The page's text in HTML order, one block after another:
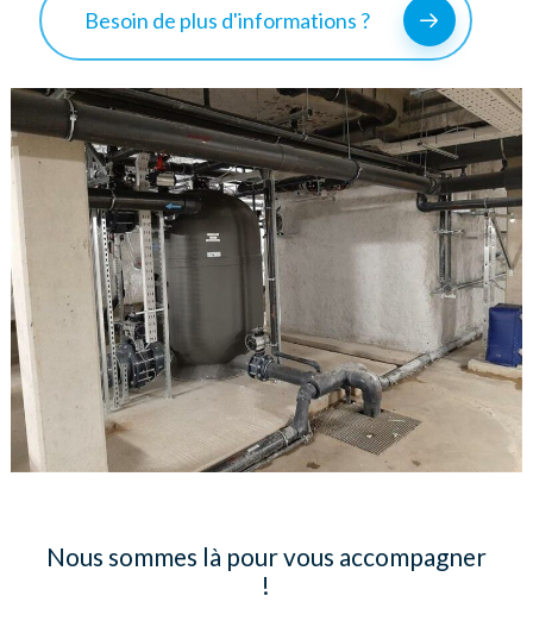
Besoin de plus d'informations ?
Nous sommes là pour vous accompagner
!